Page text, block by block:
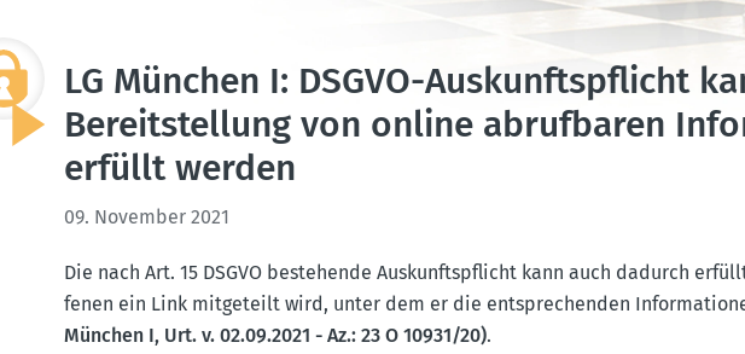
LG München I: DSGVO-Auskunfts­pflicht
Bereit­stellung von online abruf­baren
erfüllt werden
09. November 2021
Die nach Art. 15 DSGVO bestehende Auskunfts­pflicht kann auch dadurch
fenen ein Link mitge­teilt wird, unter dem er die entspre­chenden
München I, Urt. v. 02.09.2021 - Az.: 23 O 10931/20).